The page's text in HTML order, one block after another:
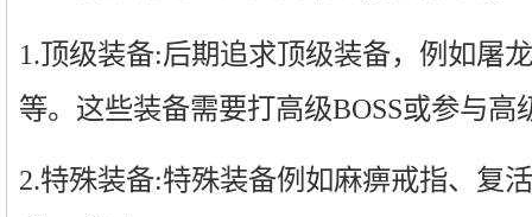
1.顶级装备:后期追求顶级装备，例如屠
等。这些装备需要打高级BOSS或参与高
2.特殊装备:特殊装备例如麻痹戒指、复